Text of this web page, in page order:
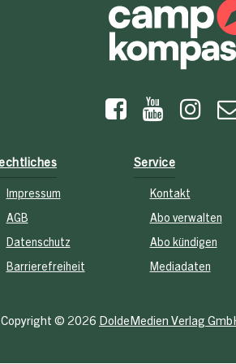
Impressum
AGB
Datenschutz
Barrierefreiheit
Service
Kontakt
Abo verwalten
Abo kündigen
Mediadaten
Copyright © 2026 DoldeMedien Verlag